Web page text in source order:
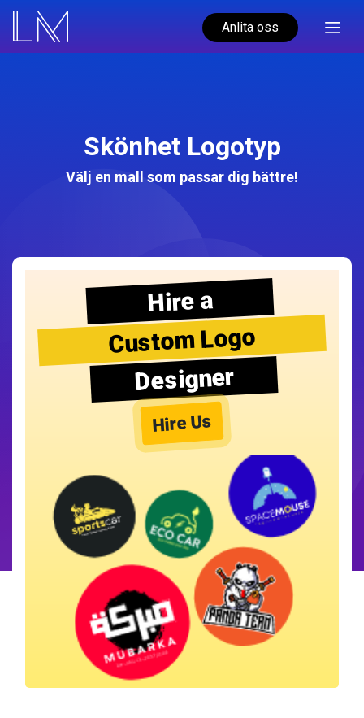
Anlita oss
Skönhet Logotyp
Välj en mall som passar dig bättre!
Hire a
Custom Logo
Designer
Hire Us